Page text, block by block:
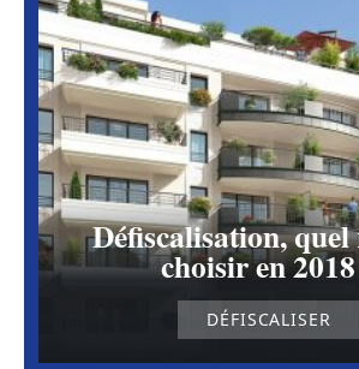
Défiscalisation,
choisir en
DÉFISCALISER